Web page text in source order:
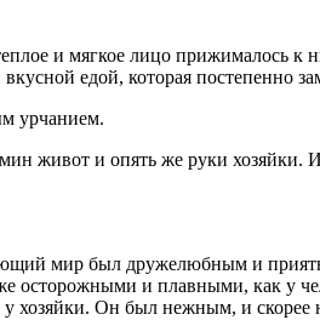
и мягкое лицо прижималось
едой, которая постепенно
урчанием.
живот и опять же руки хозяйки.
мир был дружелюбным и
осторожными и плавными, как у
хозяйки. Он был нежным, и